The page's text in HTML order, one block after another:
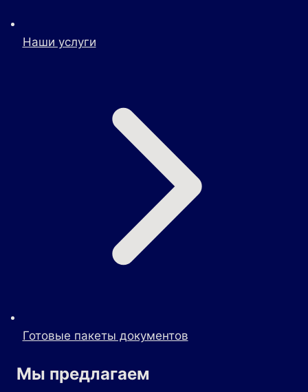
Наши услуги
Готовые пакеты документов
Мы предлагаем